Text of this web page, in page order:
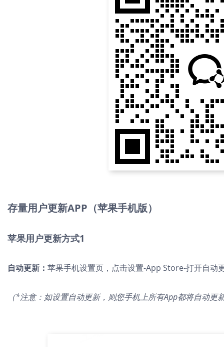
存量用户更新APP（苹果手机版）
苹果用户更新方式1
自动更新： 苹果手机设置页，点击设置-App Store-打开自动
（*注意：如设置自动更新，则您手机上所有App都将自动更